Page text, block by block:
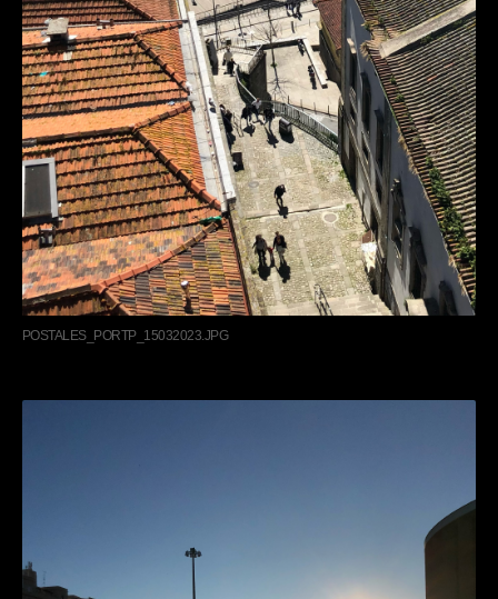
POSTALES_PORTP_15032023.JPG